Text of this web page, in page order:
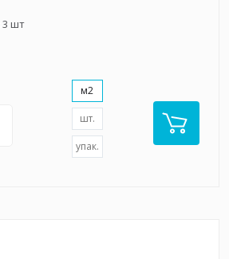
3 шт
м2
шт.
упак.